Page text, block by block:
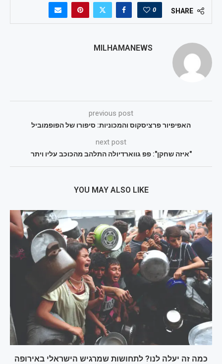
SHARE
0
MILHAMANEWS
previous post
האפיפיור פרציסקוס והמכוניות: סיפורו של הפופמוביל
next post
"איזה שחקן": פפ גווארדיולה התלהב מהכוכב עליו ויתר
YOU MAY ALSO LIKE
כמה זה יעלה לנו? לתחושות שמרגיש הישראלי באירופה